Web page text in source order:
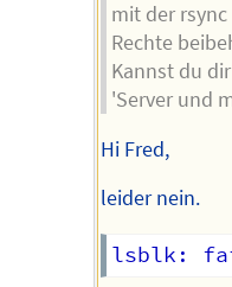
mit der
Rechte
Kannst du
'Server und
Hi Fred,
leider nein.